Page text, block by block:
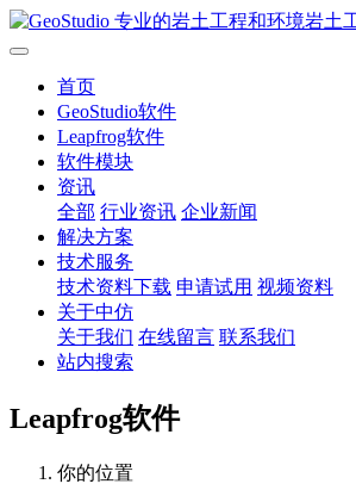
首页
GeoStudio软件
Leapfrog软件
软件模块
资讯
全部 行业资讯 企业新闻
解决方案
技术服务
技术资料下载 申请试用 视频资料
关于中仿
关于我们 在线留言 联系我们
站内搜索
Leapfrog软件
你的位置